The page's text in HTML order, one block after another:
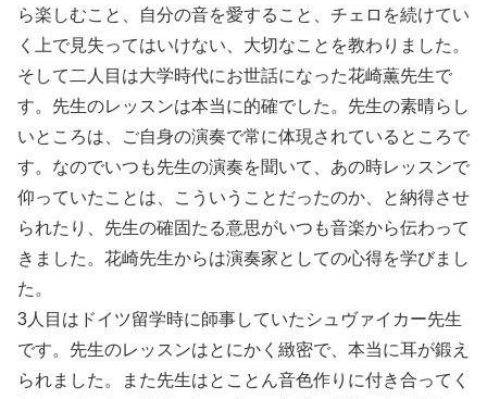
ら楽しむこと、自分の音を愛すること、チェロを続けてい
く上で見失ってはいけない、大切なことを教わりました。
そして二人目は大学時代にお世話になった花崎薫先生で
す。先生のレッスンは本当に的確でした。先生の素晴らし
いところは、ご自身の演奏で常に体現されているところで
す。なのでいつも先生の演奏を聞いて、あの時レッスンで
仰っていたことは、こういうことだったのか、と納得させ
られたり、先生の確固たる意思がいつも音楽から伝わって
きました。花崎先生からは演奏家としての心得を学びまし
た。
3人目はドイツ留学時に師事していたシュヴァイカー先生
です。先生のレッスンはとにかく緻密で、本当に耳が鍛え
られました。また先生はとことん音色作りに付き合ってく